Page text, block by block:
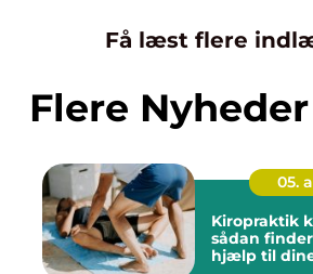
Få læst flere
Flere Nyheder
05.
Kiropraktik
sådan
hjælp til